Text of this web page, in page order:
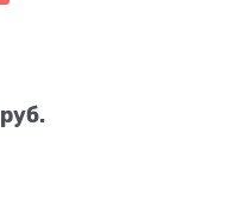
руб.